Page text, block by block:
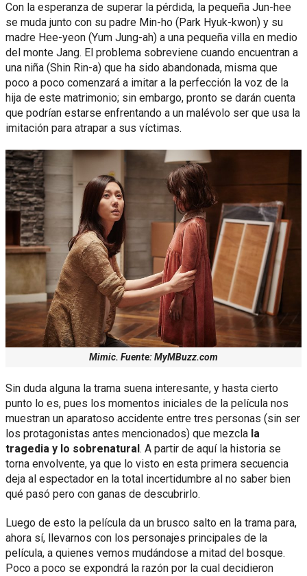
Con la esperanza de superar la pérdida, la pequeña Jun-hee
se muda junto con su padre Min-ho (Park Hyuk-kwon) y su
madre Hee-yeon (Yum Jung-ah) a una pequeña villa en medio
del monte Jang. El problema sobreviene cuando encuentran a
una niña (Shin Rin-a) que ha sido abandonada, misma que
poco a poco comenzará a imitar a la perfección la voz de la
hija de este matrimonio; sin embargo, pronto se darán cuenta
que podrían estarse enfrentando a un malévolo ser que usa la
imitación para atrapar a sus víctimas.
Mimic. Fuente: MyMBuzz.com
Sin duda alguna la trama suena interesante, y hasta cierto
punto lo es, pues los momentos iniciales de la película nos
muestran un aparatoso accidente entre tres personas (sin ser
los protagonistas antes mencionados) que mezcla la
tragedia y lo sobrenatural . A partir de aquí la historia se
torna envolvente, ya que lo visto en esta primera secuencia
deja al espectador en la total incertidumbre al no saber bien
qué pasó pero con ganas de descubrirlo.
Luego de esto la película da un brusco salto en la trama para,
ahora sí, llevarnos con los personajes principales de la
película, a quienes vemos mudándose a mitad del bosque.
Poco a poco se expondrá la razón por la cual decidieron